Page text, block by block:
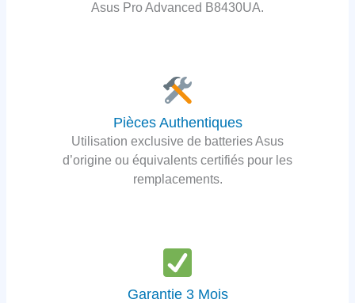
Asus Pro Advanced B8430UA.
Pièces Authentiques
Utilisation exclusive de batteries Asus
d’origine ou équivalents certifiés pour les
remplacements.
Garantie 3 Mois